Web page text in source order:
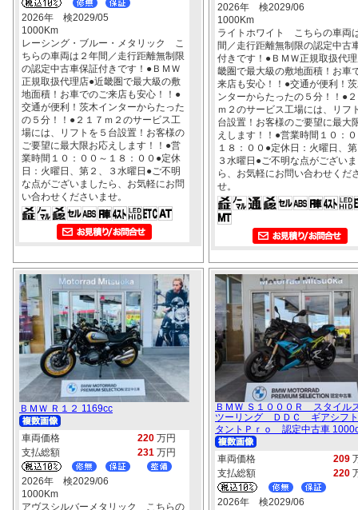
2026年 検2029/05
1000Km
レーシング・ブルー・メタリック こ
ちらの車両は２年間／走行距離無制限
の認定中古車保証付きです！●ＢＭＷ
正規取扱代理店●近畿圏で最大級の敷
地面積！お車でのご来店も安心！！●
交通が便利！茨木インターからたった
の５分！！●２１７ｍ２のサービス工
場には、リフトを５台設置！お客様の
ご要望に最大限お応えします！！●営
業時間１０：００～１８：００●定休
日：火曜日、第２、３水曜日●ご不明
な点がございましたら、お気軽にお問
い合わせくださいませ。
2026年 検2029/06
1000Km
ライトホワイト こちらの車両
間／走行距離無制限の認定中古
付きです！●ＢＭＷ正規取扱代
畿圏で最大級の敷地面積！お車
来店も安心！！●交通が便利！
ンターからたったの５分！！●
ｍ２のサービス工場には、リフ
台設置！お客様のご要望に最大
えします！！●営業時間１０：
１８：００●定休日：火曜日、
３水曜日●ご不明な点がござい
ら、お気軽にお問い合わせくだ
せ。
ＢＭＷ Ｒ１２ 1169cc
車両価格 220 万円
支払総額
231 万円
2026年 検2029/06
1000Km
アヴスシルバーメタリック こちらの
ＢＭＷ Ｓ１０００Ｒ スタイル
ツーリング ＤＤＣ ギアシフ
タントＰｒｏ 認定中古車
車両価格 209
支払総額
220
2026年 検2029/06